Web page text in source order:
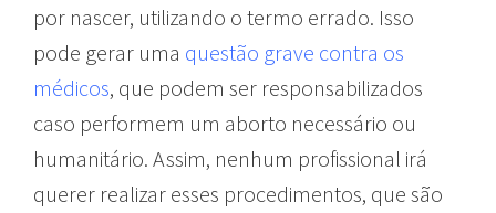
por nascer, utilizando o termo errado. Isso
pode gerar uma questão grave contra os
médicos, que podem ser responsabilizados
caso performem um aborto necessário ou
humanitário. Assim, nenhum profissional irá
querer realizar esses procedimentos, que são